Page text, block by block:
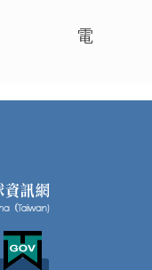
絡科 電